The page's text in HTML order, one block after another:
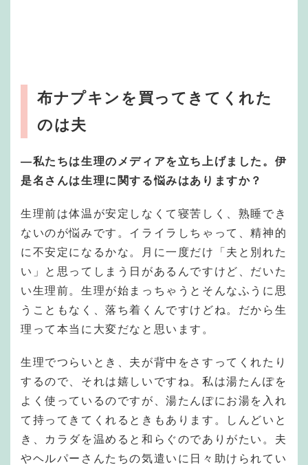
布ナプキンを買ってきてくれた
のは夫
—私たちは生理のメディアを立ち上げました。伊
是名さんは生理に関する悩みはありますか？
生理前は体温が安定しなくて寝苦しく、熟睡でき
ないのが悩みです。イライラしちゃって、精神的
に不安定になるかな。月に一度だけ「夫と別れた
い」と思ってしまう日があるんですけど、だいた
い生理前。生理が始まっちゃうとそんなふうに思
うこともなく、落ち着くんですけどね。だから生
理って本当に大変だなと思います。
生理でつらいとき、夫が背中をさすってくれたり
するので、それは嬉しいですね。私は湯たんぽを
よく使っているのですが、湯たんぽにお湯を入れ
て持ってきてくれるときもあります。しんどいと
き、カラダを温めると和らぐのでありがたい。夫
やヘルパーさんたちの気遣いに日々助けられてい